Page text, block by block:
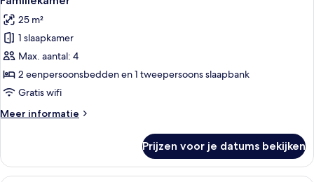
foto's
voor
Familiekamer
laden
25 m²
1 slaapkamer
Max. aantal: 4
2 eenpersoonsbedden en 1 tweepersoons slaapbank
Gratis wifi
Meer informatie
Meer
Prijzen voor je datums bekijken